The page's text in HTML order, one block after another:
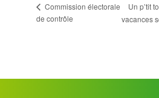
Commission électorale
de contrôle
Un p’tit
vacances